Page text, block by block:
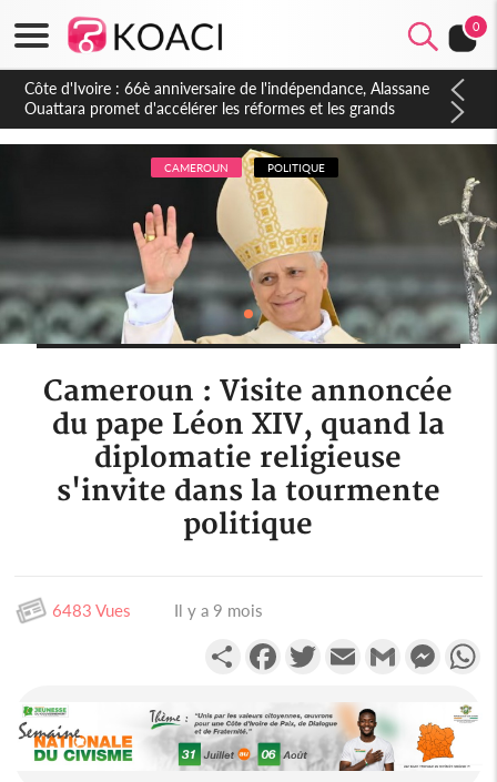
0
Côte d'Ivoire : À Abidjan, Amadou Oury Bah admire le modèle
ivoirien et veut s'en inspirer pour accélérer le développement
de la Guinée
CAMEROUN POLITIQUE
Cameroun : Visite annoncée
du pape Léon XIV, quand la
diplomatie religieuse
s'invite dans la tourmente
politique
6483 Vues Il y a 9 mois
PartagerFacebookTwitterEmail Gmail